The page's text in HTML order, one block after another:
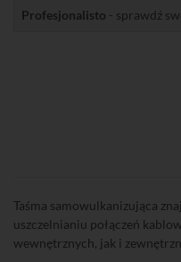
Profesjonalisto - sprawdź
Taśma samowulkanizująca
uszczelnianiu połączeń
wewnętrznych, jak i